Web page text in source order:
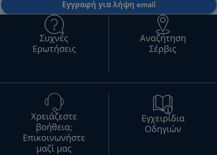
Εγγραφή για λήψη email
Συχνές
Ερωτήσεις
Αναζήτηση
Σέρβις
Χρειάζεστε
βοήθεια;
Επικοινωνήστε
μαζί μας
Εγχειρίδια
Οδηγιών